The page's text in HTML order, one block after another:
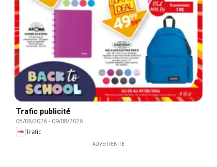
Trafic publicité
05/08/2026- 09/08/2026
Trafic
ADVERTENTIE